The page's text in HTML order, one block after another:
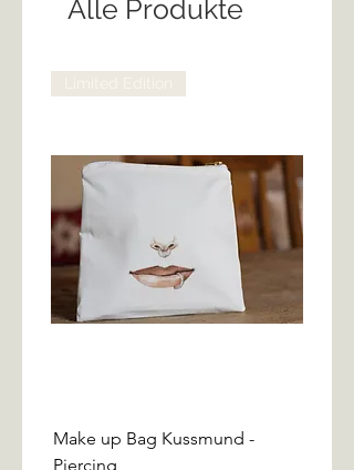
Alle Produkte
Make up Bag Kussmund -
Piercing